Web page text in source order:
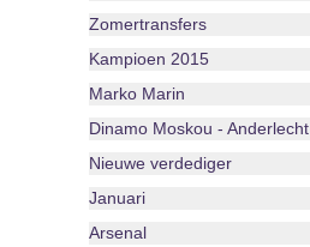
Zomertransfers
Kampioen 2015
Marko Marin
Dinamo Moskou - Anderlecht
Nieuwe verdediger
Januari
Arsenal